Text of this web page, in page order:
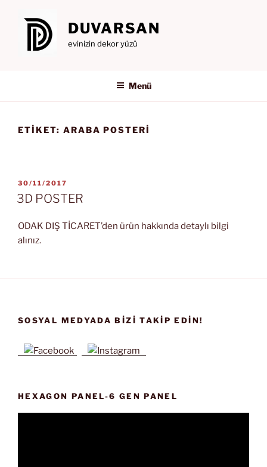
DUVARSAN
evinizin dekor yüzü
Menü
ETIKET: ARABA POSTERİ
YAYIM
TARIHI
30/11/2017
3D POSTER
ODAK DIŞ TİCARET’den ürün hakkında detaylı bilgi
alınız.
SOSYAL MEDYADA BIZI TAKIP EDIN!
HEXAGON PANEL-6 GEN PANEL